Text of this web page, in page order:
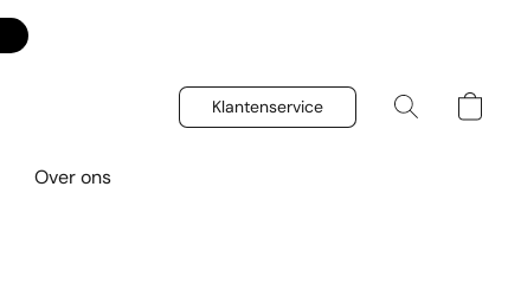
Klantenservice
Over ons